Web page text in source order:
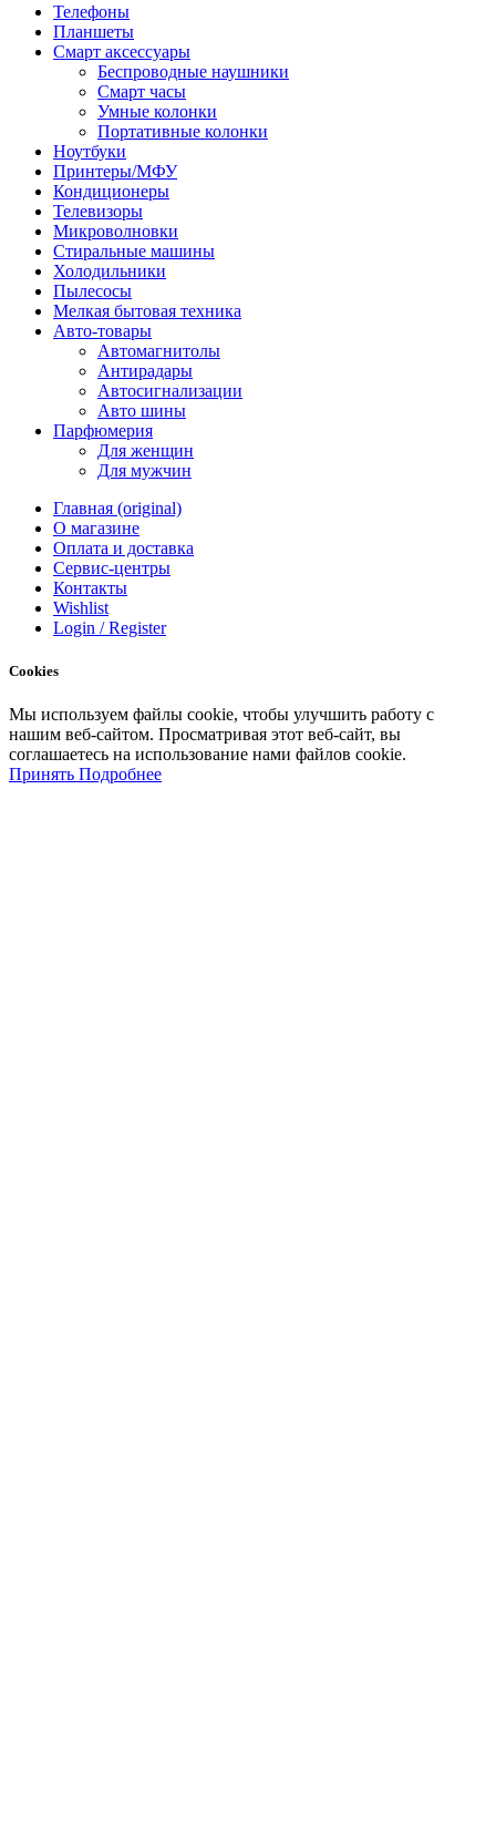
Телефоны
Планшеты
Смарт аксессуары
Беспроводные наушники
Смарт часы
Умные колонки
Портативные колонки
Ноутбуки
Принтеры/МФУ
Кондиционеры
Телевизоры
Микроволновки
Стиральные машины
Холодильники
Пылесосы
Мелкая бытовая техника
Авто-товары
Автомагнитолы
Антирадары
Автосигнализации
Авто шины
Парфюмерия
Для женщин
Для мужчин
Главная (original)
О магазине
Оплата и доставка
Сервис-центры
Контакты
Wishlist
Login / Register
Cookies
Мы используем файлы cookie, чтобы улучшить работу с
нашим веб-сайтом. Просматривая этот веб-сайт, вы
соглашаетесь на использование нами файлов cookie.
Принять Подробнее